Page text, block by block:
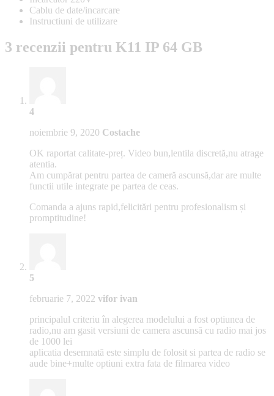
Cablu de date/incarcare
Instructiuni de utilizare
3 recenzii pentru K11 IP 64 GB
4
noiembrie 9, 2020 Costache
OK raportat calitate-preț. Video bun,lentila discretă,nu atrage
atentia.
Am cumpărat pentru partea de cameră ascunsă,dar are multe
functii utile integrate pe partea de ceas.
Comanda a ajuns rapid,felicitări pentru profesionalism și
promptitudine!
5
februarie 7, 2022 vifor ivan
principalul criteriu în alegerea modelului a fost optiunea de
radio,nu am gasit versiuni de camera ascunsă cu radio mai jos
de 1000 lei
aplicatia desemnată este simplu de folosit si partea de radio se
aude bine+multe optiuni extra fata de filmarea video